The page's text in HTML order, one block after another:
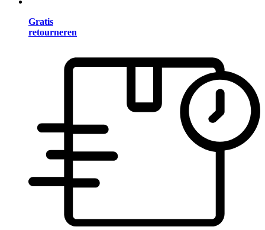
Gratis
retourneren